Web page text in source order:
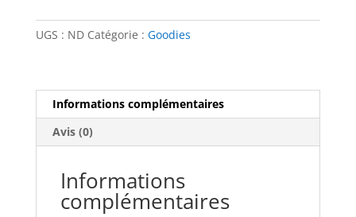
UGS : ND Catégorie : Goodies
Informations complémentaires
Avis (0)
Informations
complémentaires